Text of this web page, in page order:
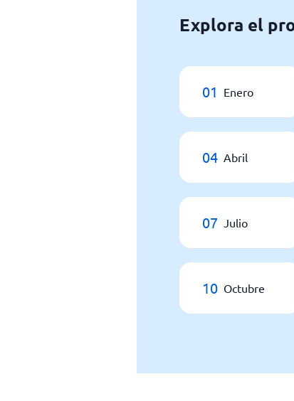
Explora el
01 Enero
04 Abril
07 Julio
10 Octubre